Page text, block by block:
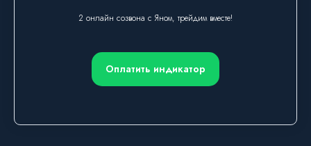
2 онлайн созвона с Яном, трейдим вместе!
Оплатить индикатор